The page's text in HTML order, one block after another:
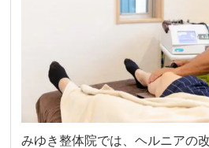
みゆき整体院では、ヘルニアの